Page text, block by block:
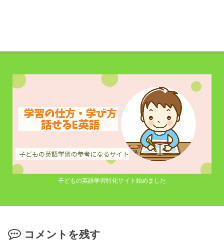
子どもの英語学習特化サイト始めました
コメントを残す